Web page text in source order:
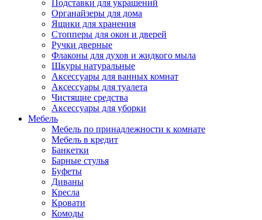
Подставки для украшений
Органайзеры для дома
Ящики для хранения
Стопперы для окон и дверей
Ручки дверные
Флаконы для духов и жидкого мыла
Шкуры натуральные
Аксессуары для ванных комнат
Аксессуары для туалета
Чистящие средства
Аксессуары для уборки
Мебель
Мебель по принадлежности к комнате
Мебель в кредит
Банкетки
Барные стулья
Буфеты
Диваны
Кресла
Кровати
Комоды